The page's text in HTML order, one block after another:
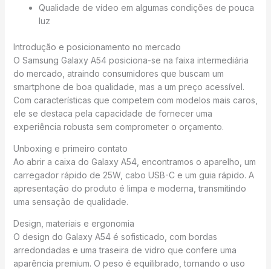
Qualidade de vídeo em algumas condições de pouca
luz
Introdução e posicionamento no mercado
O Samsung Galaxy A54 posiciona-se na faixa intermediária
do mercado, atraindo consumidores que buscam um
smartphone de boa qualidade, mas a um preço acessível.
Com características que competem com modelos mais caros,
ele se destaca pela capacidade de fornecer uma
experiência robusta sem comprometer o orçamento.
Unboxing e primeiro contato
Ao abrir a caixa do Galaxy A54, encontramos o aparelho, um
carregador rápido de 25W, cabo USB-C e um guia rápido. A
apresentação do produto é limpa e moderna, transmitindo
uma sensação de qualidade.
Design, materiais e ergonomia
O design do Galaxy A54 é sofisticado, com bordas
arredondadas e uma traseira de vidro que confere uma
aparência premium. O peso é equilibrado, tornando o uso